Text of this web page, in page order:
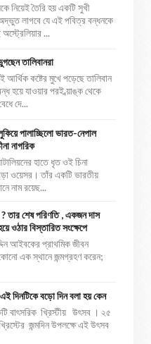
নিয়েই তৈরি হয় একটি সুখী
লাগবে যে এই পবিত্র বন্ধনকে
...
তালিবানরা
আর্থিক কষ্টের মুখে পড়েছে তালিবান
হয়ে যাওয়ার পরই ব্য়াঙ্ক থেকে
দে...
পালাচ্ছিলো ভারত-নেপাল
নাগরিক
হাতে ধৃত ওই চিনা
ওয়েসর। তাঁর একটি ভারতীয়
নাম রয়েছ...
তার শেষ পরিণতি , একজন দাস
ওঠার বিস্তারিত সংক্ষেপে
প্রাথমিক জীবন
এক স্থানে জন্মগ্রহণ করেন;
দিনটিকে বড়ো দিন বলা হয় কেন
বাৎসরিক খ্রিস্টীয় উৎসব । ২৫
জন্মদিন উপলক্ষে এই উৎসব